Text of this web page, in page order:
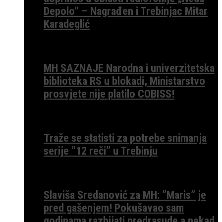
Depolo“ – Nagrađen i Trebinjac Mitar
Karadeglić
MH SAZNAJE Narodna i univerzitetska
biblioteka RS u blokadi, Ministarstvo
prosvjete nije platilo COBISS!
Traže se statisti za potrebe snimanja
serije ”12 reči” u Trebinju
Slaviša Sredanović za MH: ”Maris” je
pred gašenjem! Pokušavao sam